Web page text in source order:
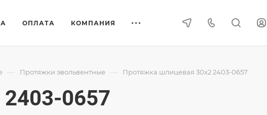
ОПЛАТА КОМПАНИЯ
— Протяжки эвольвентные — Протяжка шлицевая 30x2 2403-0657
0657